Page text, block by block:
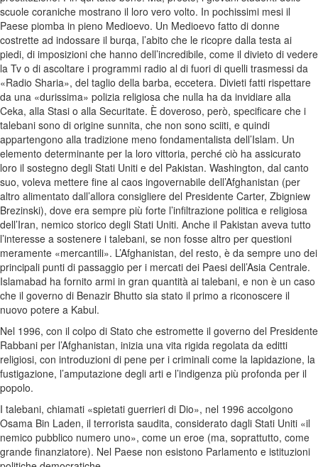
scuole coraniche mostrano il loro vero volto. In pochissimi mesi il
Paese piomba in pieno Medioevo. Un Medioevo fatto di donne
costrette ad indossare il burqa, l’abito che le ricopre dalla testa ai
piedi, di imposizioni che hanno dell’incredibile, come il divieto di vedere
la Tv o di ascoltare i programmi radio al di fuori di quelli trasmessi da
«Radio Sharia», del taglio della barba, eccetera. Divieti fatti rispettare
da una «durissima» polizia religiosa che nulla ha da invidiare alla
Ceka, alla Stasi o alla Securitate. È doveroso, però, specificare che i
talebani sono di origine sunnita, che non sono sciiti, e quindi
appartengono alla tradizione meno fondamentalista dell’Islam. Un
elemento determinante per la loro vittoria, perché ciò ha assicurato
loro il sostegno degli Stati Uniti e del Pakistan. Washington, dal canto
suo, voleva mettere fine al caos ingovernabile dell’Afghanistan (per
altro alimentato dall’allora consigliere del Presidente Carter, Zbigniew
Brezinski), dove era sempre più forte l’infiltrazione politica e religiosa
dell’Iran, nemico storico degli Stati Uniti. Anche il Pakistan aveva tutto
l’interesse a sostenere i talebani, se non fosse altro per questioni
meramente «mercantili». L’Afghanistan, del resto, è da sempre uno dei
principali punti di passaggio per i mercati dei Paesi dell’Asia Centrale.
Islamabad ha fornito armi in gran quantità ai talebani, e non è un caso
che il governo di Benazir Bhutto sia stato il primo a riconoscere il
nuovo potere a Kabul.
Nel 1996, con il colpo di Stato che estromette il governo del Presidente
Rabbani per l’Afghanistan, inizia una vita rigida regolata da editti
religiosi, con introduzioni di pene per i criminali come la lapidazione, la
fustigazione, l’amputazione degli arti e l’indigenza più profonda per il
popolo.
I talebani, chiamati «spietati guerrieri di Dio», nel 1996 accolgono
Osama Bin Laden, il terrorista saudita, considerato dagli Stati Uniti «il
nemico pubblico numero uno», come un eroe (ma, soprattutto, come
grande finanziatore). Nel Paese non esistono Parlamento e istituzioni